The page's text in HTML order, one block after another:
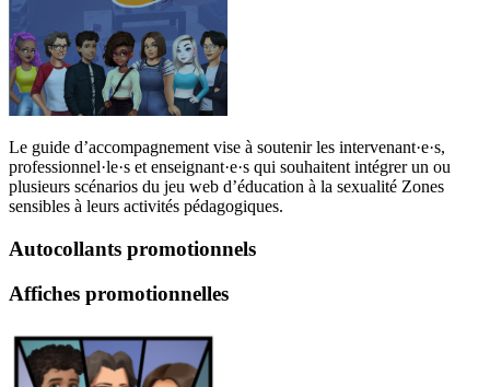
Le guide d’accompagnement vise à soutenir les intervenant·e·s,
professionnel·le·s et enseignant·e·s qui souhaitent intégrer un ou
plusieurs scénarios du jeu web d’éducation à la sexualité Zones
sensibles à leurs activités pédagogiques.
Autocollants promotionnels
Affiches promotionnelles